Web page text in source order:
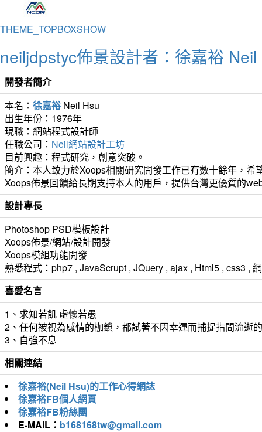
THEME_TOPBOXSHOW
neiljdpstyc佈景設計者：徐嘉裕
開發者簡介
本名： 徐嘉裕 Neil Hsu
出生年份：1976年
現職：網站程式設計師
任職公司： Neil網站設計工坊
目前興趣：程式研究，創意突破。
簡介：本人致力於Xoops相關研究開發工作已有數十餘年，
Xoops佈景回饋給長期支持本人的用戶，提供台灣更優質的
設計專長
Photoshop PSD模板設計
Xoops佈景/網站/設計開發
Xoops模組功能開發
熟悉程式：php7 , JavaScrupt , JQuery , ajax , Html5 , css3 ,
喜愛名言
1、求知若飢 虛懷若愚
2、任何被視為感情的枷鎖，都試著不因幸運而捕捉指間流逝
3、自強不息
相關連結
徐嘉裕(Neil Hsu)的工作心得網誌
徐嘉裕FB個人網頁
徐嘉裕FB粉絲團
E-MAIL： b168168tw@gmail.com